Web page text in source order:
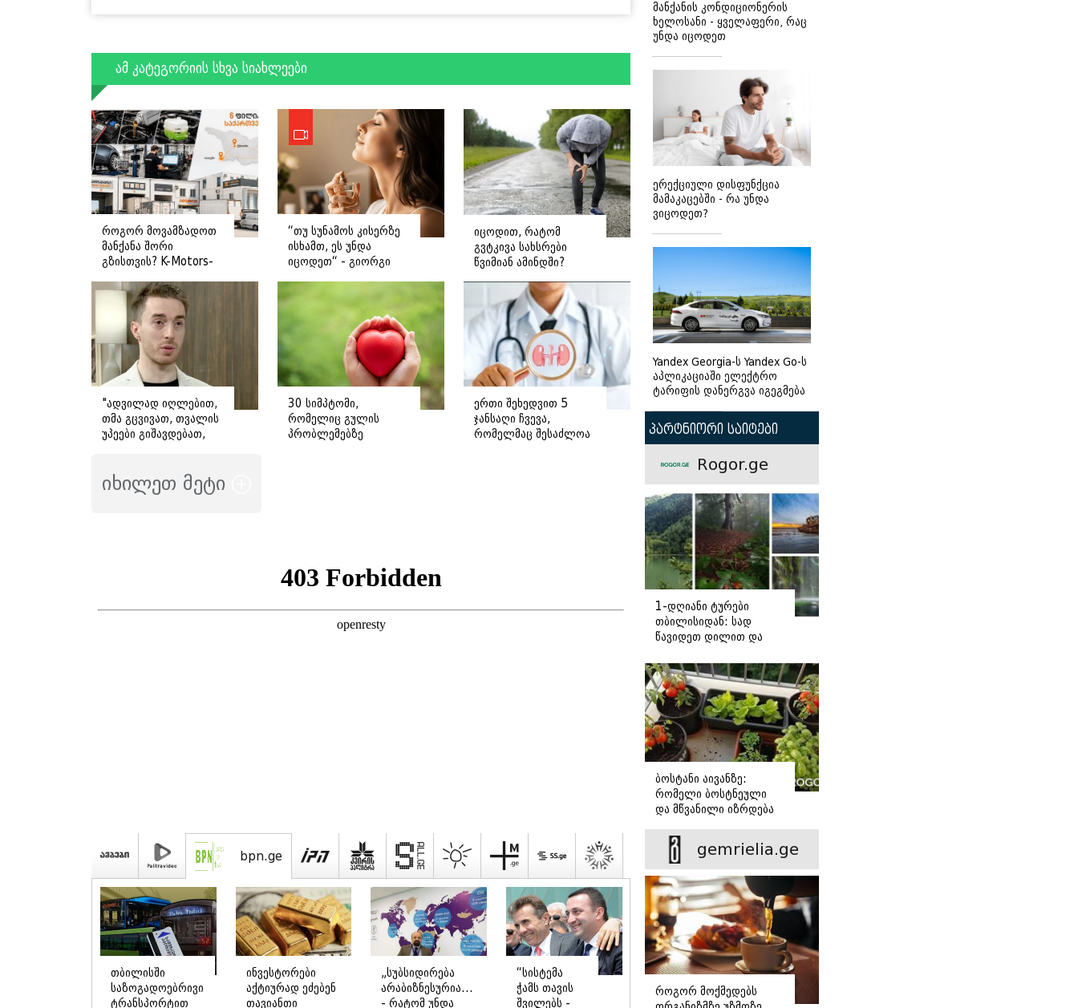
ამ კატეგორიის სხვა სიახლეები
როგორ მოვამზადოთ
მანქანა შორი
გზისთვის? K-Motors-
“თუ სუნამოს კისერზე
ისხამთ, ეს უნდა
იცოდეთ“ - გიორგი
იცოდით, რატომ
გვტკივა სახსრები
წვიმიან ამინდში?
"ადვილად იღლებით,
თმა გცვივათ, თვალის
უპეები გიშავდებათ,
ამ სიმპტომების
გამომწვევ ყველაზე
30 სიმპტომი,
რომელიც გულის
პრობლემებზე
ერთი შეხედვით 5
ჯანსაღი ჩვევა,
რომელმაც შესაძლოა
იხილეთ მეტი
bpn.ge
თბილისში
საზოგადოებრივი
ტრანსპორტით
ინვესტორები
აქტიურად ეძებენ
თავიანთი
„სუბსიდირება
არაბიზნესურია...
- რატომ უნდა
“სისტემა
ჭამს თავის
შვილებს -
მანქანის კონდიციონერის
ხელოსანი - ყველაფერი, რაც
უნდა იცოდეთ
ერექციული დისფუნქცია
მამაკაცებში - რა უნდა
ვიცოდეთ?
Yandex Georgia-ს Yandex Go-ს
აპლიკაციაში ელექტრო
ტარიფის დანერგვა იგეგმება
პარტნიორი საიტები
Rogor.ge
1-დღიანი ტურები
თბილისიდან: სად
წავიდეთ დილით და
ბოსტანი აივანზე:
რომელი ბოსტნეული
და მწვანილი იზრდება
gemrielia.ge
როგორ მოქმედებს